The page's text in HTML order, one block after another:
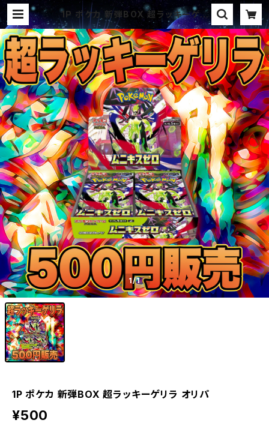
1P ポケカ 新弾BOX 超ラッキーゲリ
ラ オリパ | オリパ ブラザーズ オリ
パ専門店 (ポケカ、ワンピース、遊戯
王、ヴァイス、ドラゴンボール)
1/1
1P ポケカ 新弾BOX 超ラッキーゲリラ オリパ
¥500